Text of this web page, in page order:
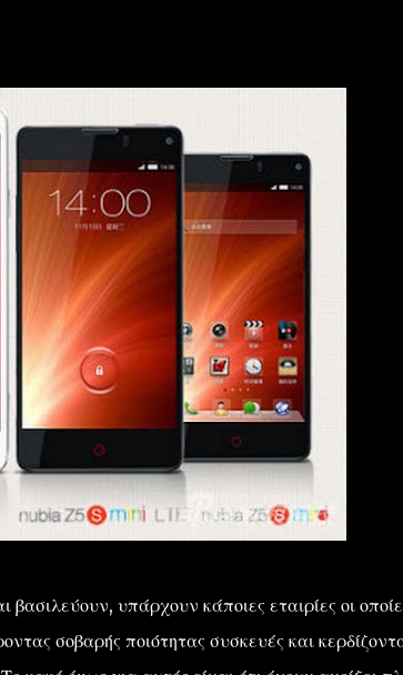
υπάρχουν κάποιες εταιρίες οι
σοβαρής ποιότητας συσκευές και